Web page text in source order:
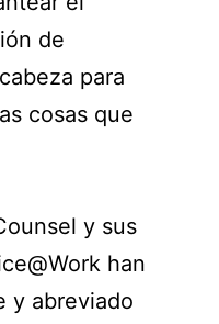
de
para
cosas que
y sus
han
y abreviado